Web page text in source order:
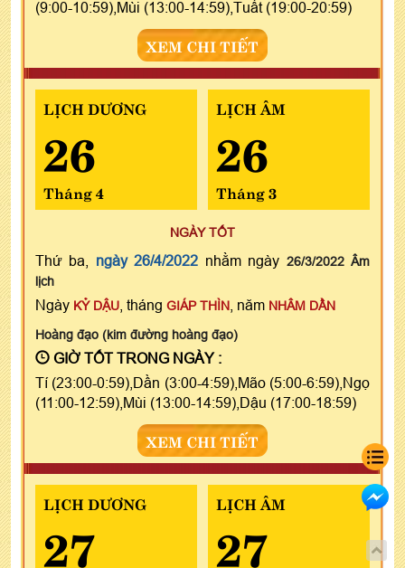
(9:00-10:59),Mùi (13:00-14:59),Tuất (19:00-20:59)
XEM CHI TIẾT
LỊCH DƯƠNG
26
Tháng 4
LỊCH ÂM
26
Tháng 3
NGÀY TỐT
Thứ ba, ngày 26/4/2022 nhằm ngày 26/3/2022 Âm
lịch
Ngày KỶ DẬU , tháng GIÁP THÌN , năm NHÂM DẦN
Hoàng đạo (kim đường hoàng đạo)
GIỜ TỐT TRONG NGÀY :
Tí (23:00-0:59),Dần (3:00-4:59),Mão (5:00-6:59),Ngọ
(11:00-12:59),Mùi (13:00-14:59),Dậu (17:00-18:59)
XEM CHI TIẾT
LỊCH DƯƠNG
27
LỊCH ÂM
27